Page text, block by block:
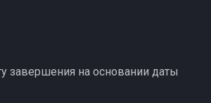
завершения на основании даты